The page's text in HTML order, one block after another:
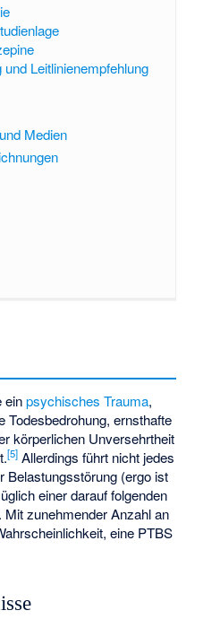
Leitlinienempfehlung
Medien
einpsychisches Trauma,
Todesbedrohung, ernsthafte
körperlichen Unversehrtheit
[5] Allerdings führt nicht jedes
Belastungsstörung (ergo ist
einer darauf folgenden
Mit zunehmender Anzahl an
eine PTBS